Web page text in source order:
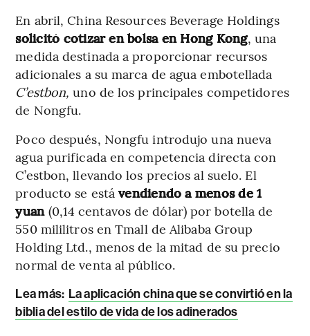
En abril, China Resources Beverage Holdings
solicitó cotizar en bolsa en Hong Kong, una
medida destinada a proporcionar recursos
adicionales a su marca de agua embotellada
C’estbon, uno de los principales competidores
de Nongfu.
Poco después, Nongfu introdujo una nueva
agua purificada en competencia directa con
C’estbon, llevando los precios al suelo. El
producto se estávendiendo a menos de 1
yuan (0,14 centavos de dólar) por botella de
550 mililitros en Tmall de Alibaba Group
Holding Ltd., menos de la mitad de su precio
normal de venta al público.
Lea más: La aplicación china que se convirtió en la
biblia del estilo de vida de los adinerados